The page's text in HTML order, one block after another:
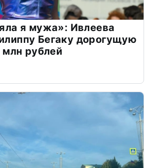
я мужа»: Ивлеева
Бегаку дорогущую
млн рублей